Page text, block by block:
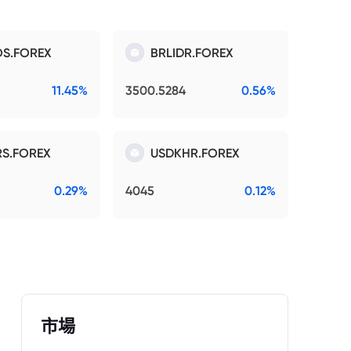
11.45%
BRLIDR.FOREX
3500.5284 0.56%
0.29%
USDKHR.FOREX
4045 0.12%
市場